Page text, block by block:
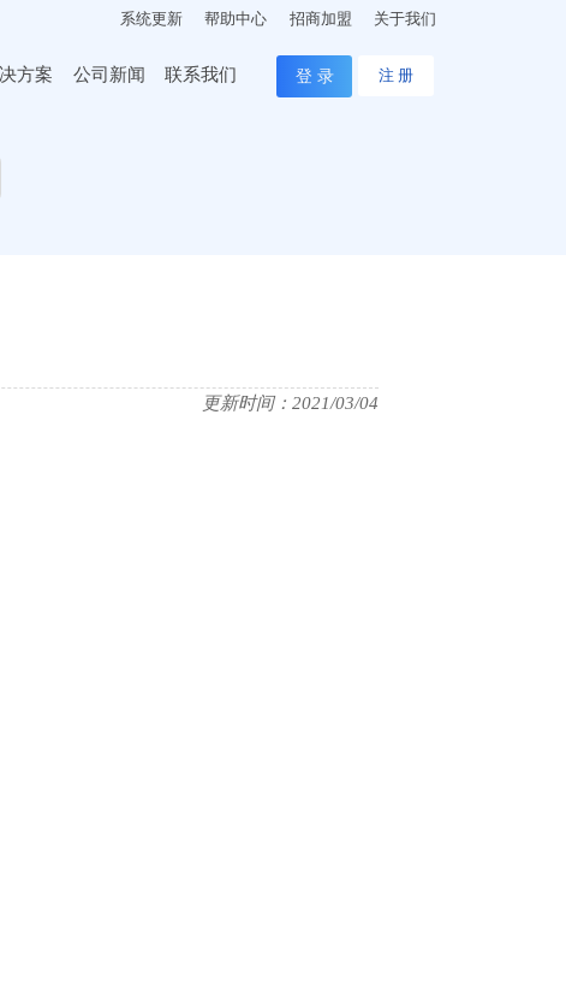
系统更新 帮助中心 招商加盟 关于我们
方案 公司新闻 联系我们 登 录 注 册
更新时间：2021/03/04